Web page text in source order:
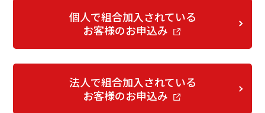
個人で組合加入されている
お客様のお申込み
法人で組合加入されている
お客様のお申込み